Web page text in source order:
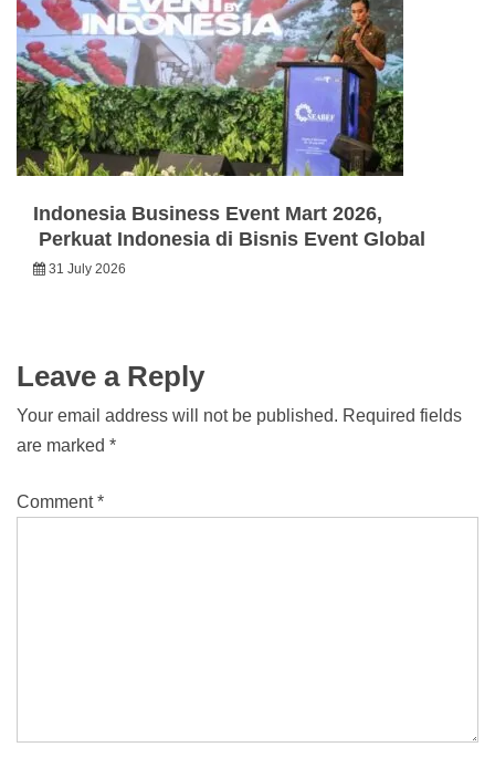
Indonesia Business Event Mart 2026,
Perkuat Indonesia di Bisnis Event Global
31 July 2026
Leave a Reply
Your email address will not be published. Required fields
are marked *
Comment*